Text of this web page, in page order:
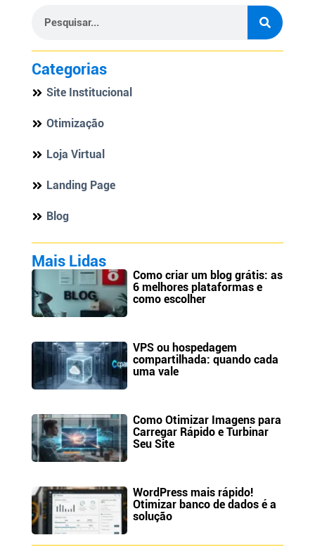
Categorias
Site Institucional
Otimização
Loja Virtual
Landing Page
Blog
Mais Lidas
Como criar um blog grátis: as
6 melhores plataformas e
como escolher
VPS ou hospedagem
compartilhada: quando cada
uma vale
Como Otimizar Imagens para
Carregar Rápido e Turbinar
Seu Site
WordPress mais rápido!
Otimizar banco de dados é a
solução